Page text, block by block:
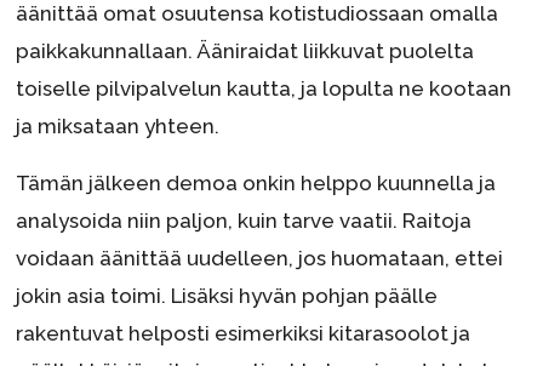
äänittää omat osuutensa kotistudiossaan omalla
paikkakunnallaan. Ääniraidat liikkuvat puolelta
toiselle pilvipalvelun kautta, ja lopulta ne kootaan
ja miksataan yhteen.
Tämän jälkeen demoa onkin helppo kuunnella ja
analysoida niin paljon, kuin tarve vaatii. Raitoja
voidaan äänittää uudelleen, jos huomataan, ettei
jokin asia toimi. Lisäksi hyvän pohjan päälle
rakentuvat helposti esimerkiksi kitarasoolot ja